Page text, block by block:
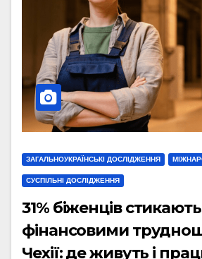
ЗАГАЛЬНОУКРАЇНСЬКІ ДОСЛІДЖЕННЯ
СУСПІЛЬНІ ДОСЛІДЖЕННЯ
31% біженців
фінансовими
Чехії: де живуть і